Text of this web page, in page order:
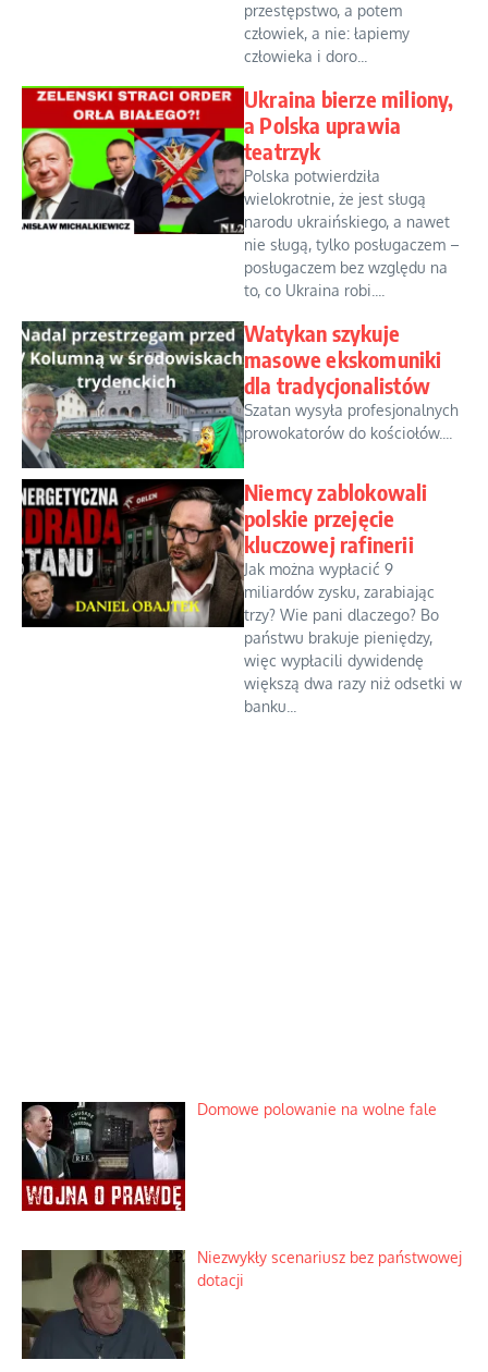
przestępstwo, a potem
człowiek, a nie: łapiemy
człowieka i doro...
Ukraina bierze miliony,
a Polska uprawia
teatrzyk
Polska potwierdziła
wielokrotnie, że jest sługą
narodu ukraińskiego, a nawet
nie sługą, tylko posługaczem –
posługaczem bez względu na
to, co Ukraina robi....
Watykan szykuje
masowe ekskomuniki
dla tradycjonalistów
Szatan wysyła profesjonalnych
prowokatorów do kościołów....
Niemcy zablokowali
polskie przejęcie
kluczowej rafinerii
Jak można wypłacić 9
miliardów zysku, zarabiając
trzy? Wie pani dlaczego? Bo
państwu brakuje pieniędzy,
więc wypłacili dywidendę
większą dwa razy niż odsetki w
banku...
Domowe polowanie na wolne fale
Niezwykły scenariusz bez państwowej
dotacji